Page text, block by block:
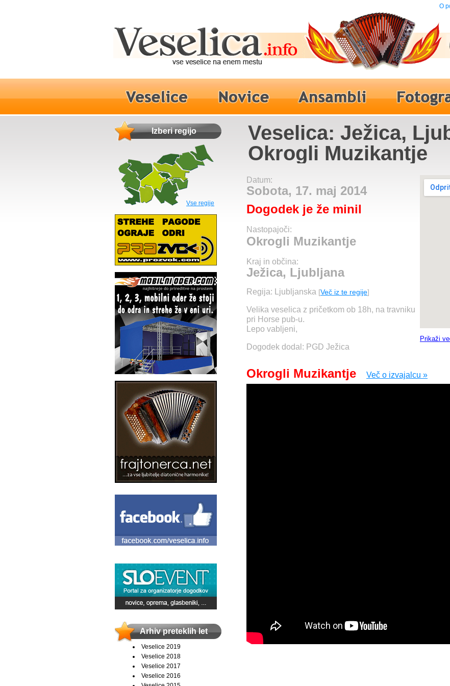
O
Izberi regijo
Vse regije
Arhiv preteklih let
Veselice 2019
Veselice 2018
Veselice 2017
Veselice 2016
Veselica: Ježica,
Okrogli Muzikantje
Prikaži
Datum:
Sobota, 17. maj 2014
Dogodek je že minil
Nastopajoči:
Okrogli Muzikantje
Kraj in občina:
Ježica, Ljubljana
Regija: Ljubljanska [Več iz te regije]
Velika veselica z pričetkom ob 18h, na travniku
pri Horse pub-u.
Lepo vabljeni,
Dogodek dodal: PGD Ježica
Okrogli Muzikantje Več o izvajalcu »